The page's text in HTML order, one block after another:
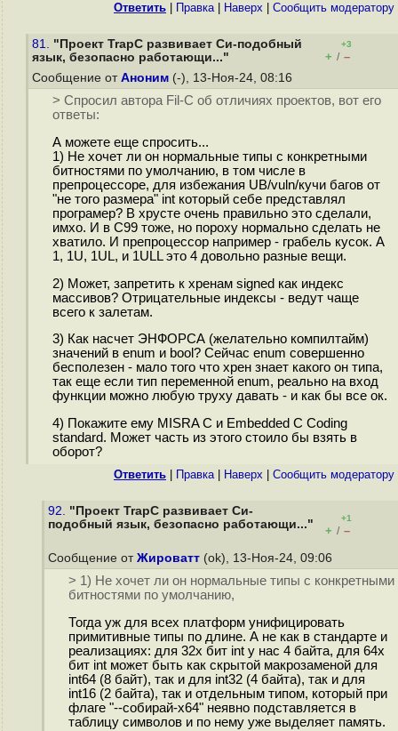
Ответить Правка| Наверх Cообщить модератору
81. "Проект TrapC развивает Си-подобный
язык, безопасно работающи..."
+3
+ / –
Сообщение от Аноним (-), 13-Ноя-24, 08:16
> Спросил автора Fil-C об отличиях проектов, вот его
ответы:
А можете еще спросить...
1) Не хочет ли он нормальные типы с конкретными
битностями по умолчанию, в том числе в
препроцессоре, для избежания UB/vuln/кучи багов от
"не того размера" int который себе представлял
програмер? В хрусте очень правильно это сделали,
имхо. И в C99 тоже, но пороху нормально сделать не
хватило. И препроцессор например - грабель кусок. А
1, 1U, 1UL, и 1ULL это 4 довольно разные вещи.
2) Может, запретить к хренам signed как индекс
массивов? Отрицательные индексы - ведут чаще
всего к залетам.
3) Как насчет ЭНФОРСА (желательно компилтайм)
значений в enum и bool? Сейчас enum совершенно
бесполезен - мало того что хрен знает какого он типа,
так еще если тип переменной enum, реально на вход
функции можно любую труху давать - и как бы все ок.
4) Покажите ему MISRA C и Embedded C Coding
standard. Может часть из этого стоило бы взять в
оборот?
Ответить Правка| Наверх Cообщить модератору
92. "Проект TrapC развивает Си-
подобный язык, безопасно работающи..."
+1
+ / –
Сообщение от Жироватт (ok), 13-Ноя-24, 09:06
> 1) Не хочет ли он нормальные типы с конкретными
битностями по умолчанию,
Тогда уж для всех платформ унифицировать
примитивные типы по длине. А не как в стандарте и
реализациях: для 32х бит int у нас 4 байта, для 64х
бит int может быть как скрытой макрозаменой для
int64 (8 байт), так и для int32 (4 байта), так и для
int16 (2 байта), так и отдельным типом, который при
флаге "--собирай-х64" неявно подставляется в
таблицу символов и по нему уже выделяет память.